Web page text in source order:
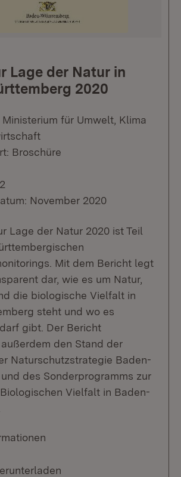
Lage der Natur in
2020
für Umwelt, Klima
Broschüre
November 2020
Lage der Natur 2020 ist Teil
Mit dem Bericht legt
dar, wie es um Natur,
die biologische Vielfalt in
steht und wo es
gibt. Der Bericht
den Stand der
Naturschutzstrategie Baden-
des Sonderprogramms zur
Vielfalt in Baden-